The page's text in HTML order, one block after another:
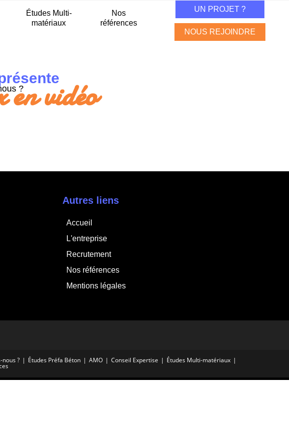
Études Multi-
matériaux
Nos
références
UN PROJET ?
NOUS REJOINDRE
en vidéo
?
Autres liens
Accueil
L'entreprise
Recrutement
Nos références
Mentions légales
nous ?​ Études Préfa Béton AMO Conseil Expertise Études Multi-matériaux